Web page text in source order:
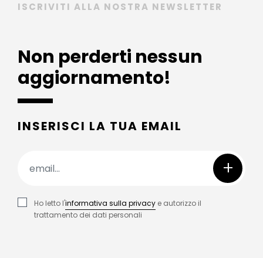
ISCRIVITI ALLA NOSTRA NEWSLETTER
Non perderti nessun
aggiornamento!
INSERISCI LA TUA EMAIL
+
Ho letto l'informativa sulla privacy e autorizzo il
trattamento dei dati personali